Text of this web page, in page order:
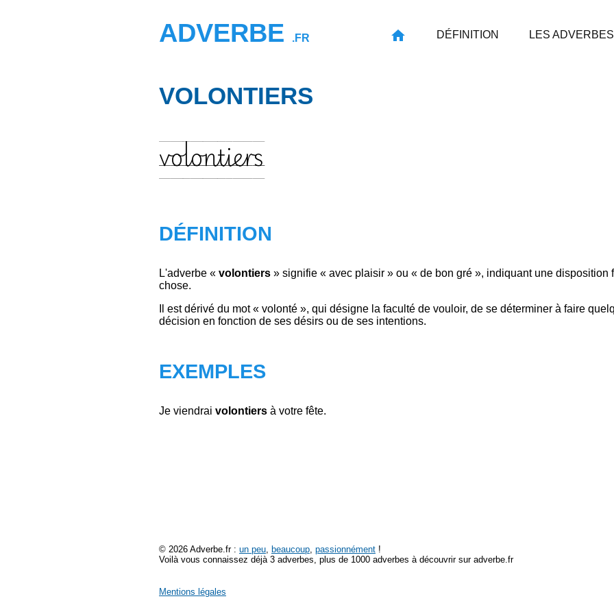
ADVERBE .FR DÉFINITION LES ADVERBES
VOLONTIERS
volontiers
DÉFINITION
L'adverbe « volontiers » signifie « avec plaisir » ou « de bon gré », indiquant une disposition
chose.
Il est dérivé du mot « volonté », qui désigne la faculté de vouloir, de se déterminer à faire
décision en fonction de ses désirs ou de ses intentions.
EXEMPLES
Je viendrai volontiers à votre fête.
© 2026 Adverbe.fr : un peu, beaucoup, passionnément !
Voilà vous connaissez déjà 3 adverbes, plus de 1000 adverbes à découvrir sur adverbe.fr
Mentions légales